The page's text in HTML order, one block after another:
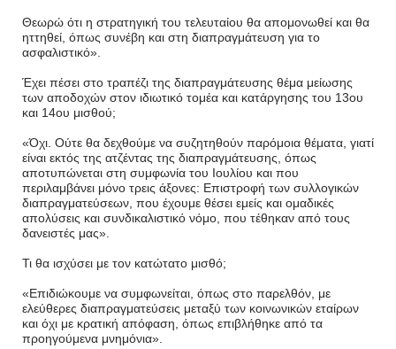
Θεωρώ ότι η στρατηγική του τελευταίου θα απομονωθεί και θα
ηττηθεί, όπως συνέβη και στη διαπραγμάτευση για το
ασφαλιστικό».
Έχει πέσει στο τραπέζι της διαπραγμάτευσης θέμα μείωσης
των αποδοχών στον ιδιωτικό τομέα και κατάργησης του 13ου
και 14ου μισθού;
«Όχι. Ούτε θα δεχθούμε να συζητηθούν παρόμοια θέματα, γιατί
είναι εκτός της ατζέντας της διαπραγμάτευσης, όπως
αποτυπώνεται στη συμφωνία του Ιουλίου και που
περιλαμβάνει μόνο τρεις άξονες: Επιστροφή των συλλογικών
διαπραγματεύσεων, που έχουμε θέσει εμείς και ομαδικές
απολύσεις και συνδικαλιστικό νόμο, που τέθηκαν από τους
δανειστές μας».
Τι θα ισχύσει με τον κατώτατο μισθό;
«Επιδιώκουμε να συμφωνείται, όπως στο παρελθόν, με
ελεύθερες διαπραγματεύσεις μεταξύ των κοινωνικών εταίρων
και όχι με κρατική απόφαση, όπως επιβλήθηκε από τα
προηγούμενα μνημόνια».